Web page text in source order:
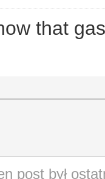
that
post był